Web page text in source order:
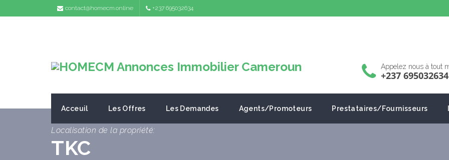
contact@homecm.online +237 695032634
Appelez nous à tout
+237 695032634
Acceuil Les Offres Les Demandes Agents/Promoteurs Prestataires/Fournisseurs
Localisation de la propriété:
TKC